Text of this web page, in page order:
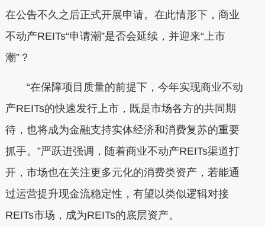
在公告不久之后正式开展申请。在此情形下，商业
不动产REITs“申请潮”是否会延续，并迎来“上市
潮”？
“在保障项目质量的前提下，今年实现商业不动
产REITs的快速发行上市，既是市场各方的共同期
待，也将成为金融支持实体经济和消费复苏的重要
抓手。”严跃进强调，随着商业不动产REITs渠道打
开，市场也在关注更多元化的消费类资产，若能通
过运营提升现金流稳定性，有望以类似逻辑对接
REITs市场，成为REITs的底层资产。